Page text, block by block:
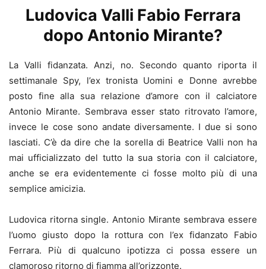
Ludovica Valli Fabio Ferrara
dopo Antonio Mirante?
La Valli fidanzata. Anzi, no. Secondo quanto riporta il
settimanale Spy, l’ex tronista Uomini e Donne avrebbe
posto fine alla sua relazione d’amore con il calciatore
Antonio Mirante. Sembrava esser stato ritrovato l’amore,
invece le cose sono andate diversamente. I due si sono
lasciati. C’è da dire che la sorella di Beatrice Valli non ha
mai ufficializzato del tutto la sua storia con il calciatore,
anche se era evidentemente ci fosse molto più di una
semplice amicizia.
Ludovica ritorna single. Antonio Mirante sembrava essere
l’uomo giusto dopo la rottura con l’ex fidanzato Fabio
Ferrara. Più di qualcuno ipotizza ci possa essere un
clamoroso ritorno di fiamma all’orizzonte.